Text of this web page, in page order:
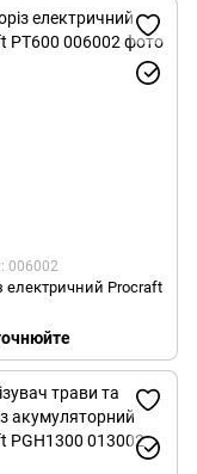
006002
електричний Procraft